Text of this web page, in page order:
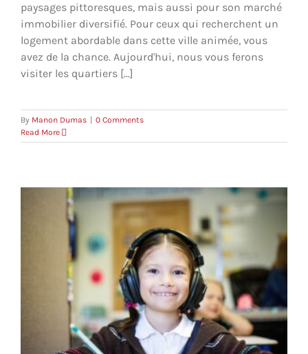
paysages pittoresques, mais aussi pour son marché
immobilier diversifié. Pour ceux qui recherchent un
logement abordable dans cette ville animée, vous
avez de la chance. Aujourd'hui, nous vous ferons
visiter les quartiers [...]
By Manon Dumas
0 Comments
Read More